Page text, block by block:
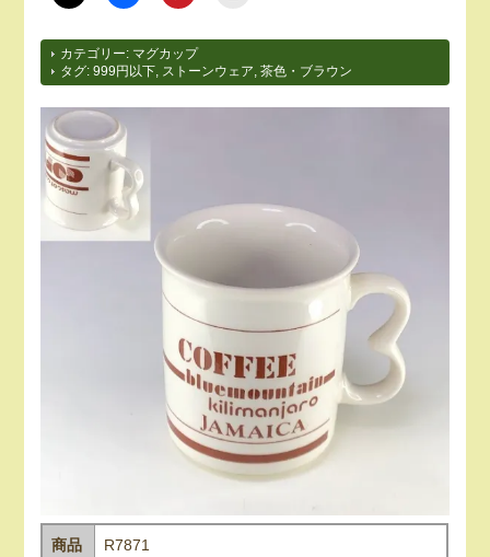
カテゴリー: マグカップ
タグ:999円以下 ストーンウェア ,茶色・ブラウン
商品
R7871